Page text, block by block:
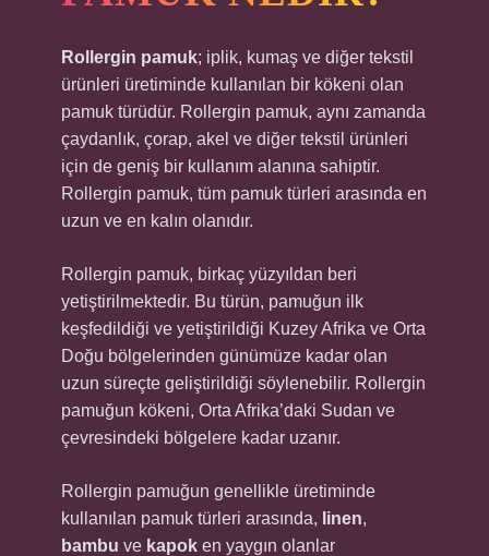
Rollergin pamuk; iplik, kumaş ve diğer tekstil
ürünleri üretiminde kullanılan bir kökeni olan
pamuk türüdür. Rollergin pamuk, aynı zamanda
çaydanlık, çorap, akel ve diğer tekstil ürünleri
için de geniş bir kullanım alanına sahiptir.
Rollergin pamuk, tüm pamuk türleri arasında en
uzun ve en kalın olanıdır.
Rollergin pamuk, birkaç yüzyıldan beri
yetiştirilmektedir. Bu türün, pamuğun ilk
keşfedildiği ve yetiştirildiği Kuzey Afrika ve Orta
Doğu bölgelerinden günümüze kadar olan
uzun süreçte geliştirildiği söylenebilir. Rollergin
pamuğun kökeni, Orta Afrika’daki Sudan ve
çevresindeki bölgelere kadar uzanır.
Rollergin pamuğun genellikle üretiminde
kullanılan pamuk türleri arasında, linen,
bambu ve kapok en yaygın olanlar